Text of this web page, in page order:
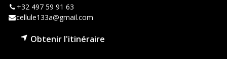
+32 497 59 91 63
cellule133a@gmail.com
Obtenir l'itinéraire